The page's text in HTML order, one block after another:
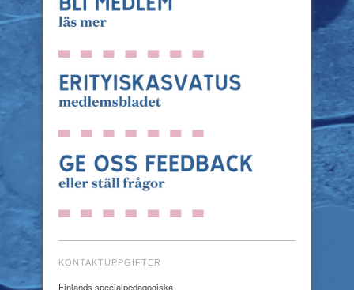
KONTAKTUPPGIFTER
Finlands specialpedagogiska